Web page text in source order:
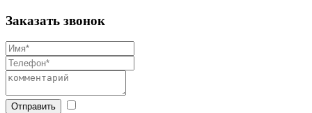
Заказать звонок
Отправить